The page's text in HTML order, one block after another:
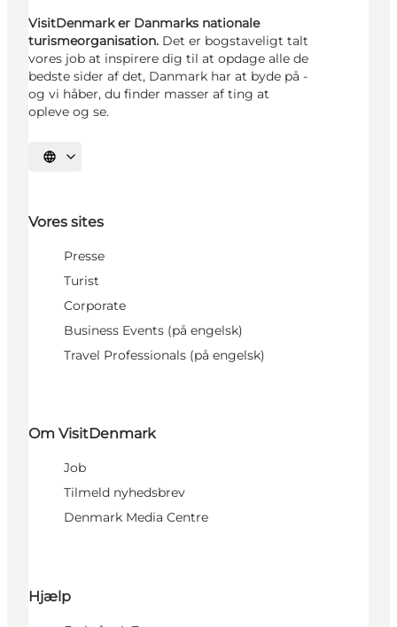
VisitDenmark er Danmarks nationale
turismeorganisation. Det er bogstaveligt talt
vores job at inspirere dig til at opdage alle de
bedste sider af det, Danmark har at byde på -
og vi håber, du finder masser af ting at
opleve og se.
Vælg sprog
Vores sites
Presse
Turist
Corporate
Business Events (på engelsk)
Travel Professionals (på engelsk)
Om VisitDenmark
Job
Tilmeld nyhedsbrev
Denmark Media Centre
Hjælp